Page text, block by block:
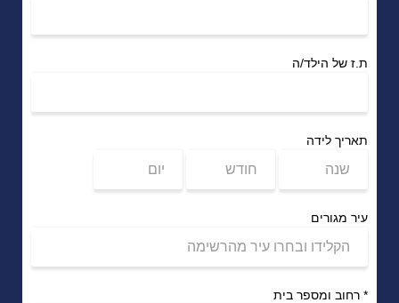
ת.ז של הילד/ה
תאריך לידה
עיר מגורים
* רחוב ומספר בית